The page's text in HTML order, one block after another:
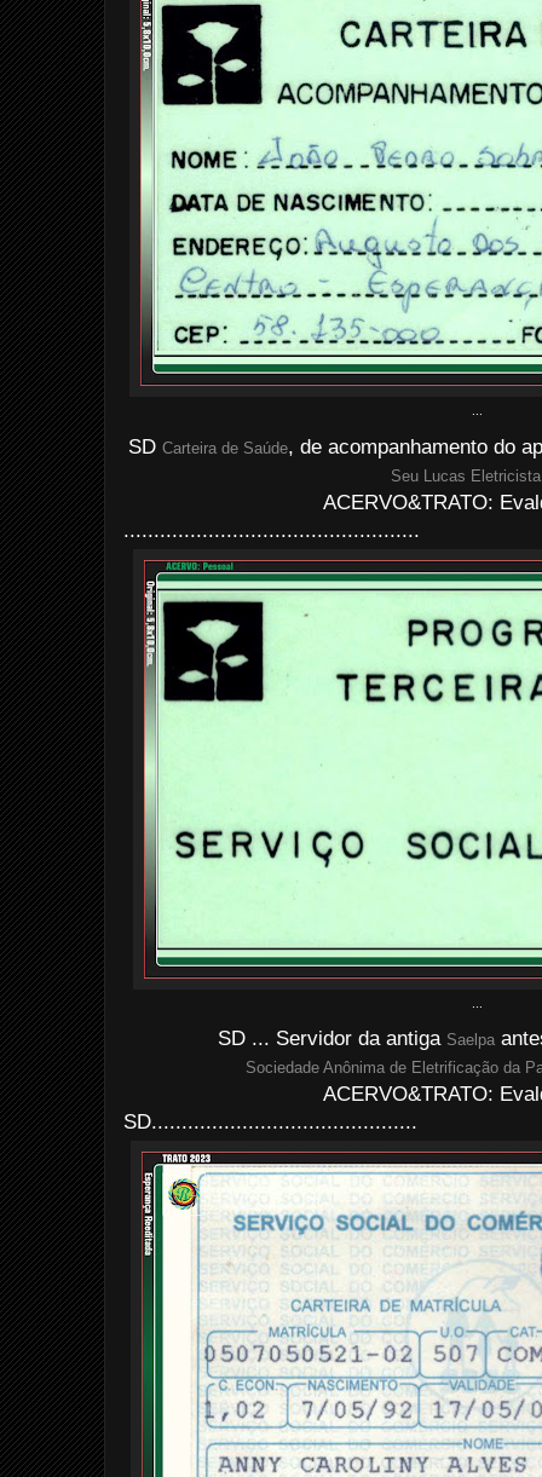
SDCarteira de Saúde, de acompanhamento do
Seu Lucas Eletricista
ACERVO&TRATO:
.................................................
SD ... Servidor da antiga Saelpa
Sociedade Anônima de Eletrificação da
ACERVO&TRATO:
SD............................................